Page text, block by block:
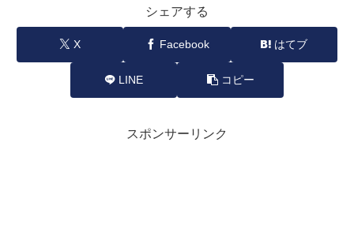
シェアする
X Facebook はてブ
LINE コピー
スポンサーリンク